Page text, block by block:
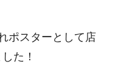
ポスターとして店
た！